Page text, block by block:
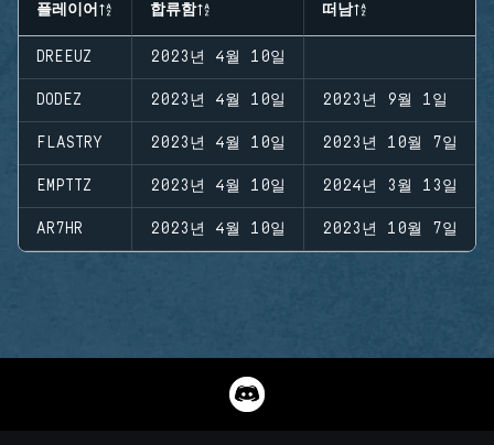
플레이어 합류함 떠남
DREEUZ 2023년 4월 10일
DODEZ 2023년 4월 10일 2023년 9월 1일
FLASTRY 2023년 4월 10일 2023년 10월 7일
EMPTTZ 2023년 4월 10일 2024년 3월 13일
AR7HR 2023년 4월 10일 2023년 10월 7일